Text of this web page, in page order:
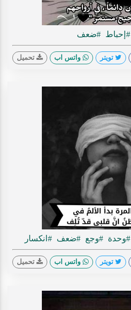
#إحباط #ضعف
تويتر واتس اب تحميل
#وحدة #وجع #ضعف #انكسار
تويتر واتس اب تحميل